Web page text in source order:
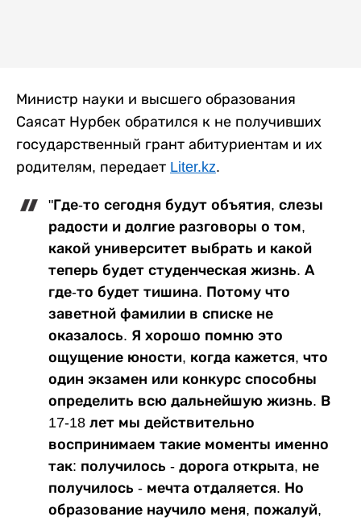
Министр науки и высшего образования
Саясат Нурбек обратился к не получивших
государственный грант абитуриентам и их
родителям, передает Liter.kz.
"Где-то сегодня будут объятия, слезы
радости и долгие разговоры о том,
какой университет выбрать и какой
теперь будет студенческая жизнь. А
где-то будет тишина. Потому что
заветной фамилии в списке не
оказалось. Я хорошо помню это
ощущение юности, когда кажется, что
один экзамен или конкурс способны
определить всю дальнейшую жизнь. В
17-18 лет мы действительно
воспринимаем такие моменты именно
так: получилось - дорога открыта, не
получилось - мечта отдаляется. Но
образование научило меня, пожалуй,